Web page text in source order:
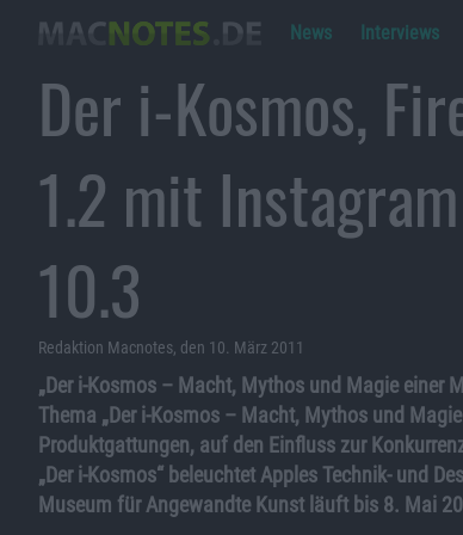
News Interviews
Der i-Kosmos,
1.2 mit
10.3
Redaktion Macnotes, den 10. März 2011
„Der i-Kosmos – Macht, Mythos und Magie einer
Thema „Der i-Kosmos – Macht, Mythos und
Produktgattungen, auf den Einfluss zur
„Der i-Kosmos“ beleuchtet Apples Technik- und
Museum für Angewandte Kunst läuft bis 8. Mai